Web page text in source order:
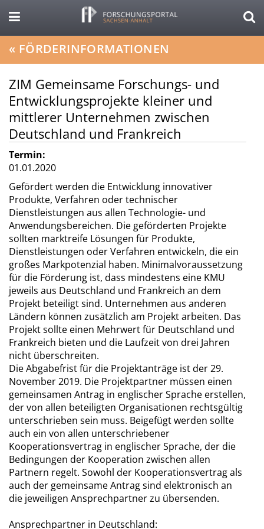
« FÖRDERINFORMATIONEN
ZIM Gemeinsame Forschungs- und
Entwicklungsprojekte kleiner und
mittlerer Unternehmen zwischen
Deutschland und Frankreich
Termin:
01.01.2020
Gefördert werden die Entwicklung innovativer
Produkte, Verfahren oder technischer
Dienstleistungen aus allen Technologie- und
Anwendungsbereichen. Die geförderten Projekte
sollten marktreife Lösungen für Produkte,
Dienstleistungen oder Verfahren entwickeln, die ein
großes Markpotenzial haben. Minimalvoraussetzung
für die Förderung ist, dass mindestens eine KMU
jeweils aus Deutschland und Frankreich an dem
Projekt beteiligt sind. Unternehmen aus anderen
Ländern können zusätzlich am Projekt arbeiten. Das
Projekt sollte einen Mehrwert für Deutschland und
Frankreich bieten und die Laufzeit von drei Jahren
nicht überschreiten.
Die Abgabefrist für die Projektanträge ist der 29.
November 2019. Die Projektpartner müssen einen
gemeinsamen Antrag in englischer Sprache erstellen,
der von allen beteiligten Organisationen rechtsgültig
unterschrieben sein muss. Beigefügt werden sollte
auch ein von allen unterschriebener
Kooperationsvertrag in englischer Sprache, der die
Bedingungen der Kooperation zwischen allen
Partnern regelt. Sowohl der Kooperationsvertrag als
auch der gemeinsame Antrag sind elektronisch an
die jeweiligen Ansprechpartner zu übersenden.
Ansprechpartner in Deutschland: